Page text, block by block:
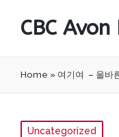
CBC Avon
Home » 여기여 – 올바
Posted
Uncategorized